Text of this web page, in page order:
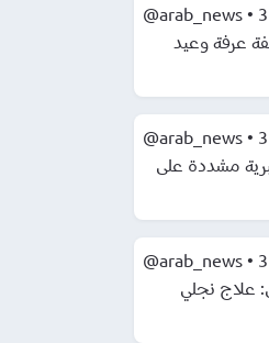
@arab_news •
عرفة وعيد
@arab_news •
مشددة على
@arab_news •
علاج نجلي